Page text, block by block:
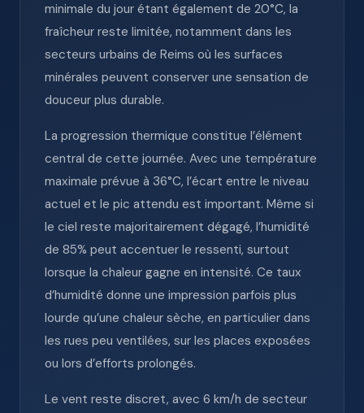
minimale du jour étant également de 20°C, la
fraîcheur reste limitée, notamment dans les
secteurs urbains de Reims où les surfaces
minérales peuvent conserver une sensation de
douceur plus durable.
La progression thermique constitue l’élément
central de cette journée. Avec une température
maximale prévue à 36°C, l’écart entre le niveau
actuel et le pic attendu est important. Même si
le ciel reste majoritairement dégagé, l’humidité
de 85% peut accentuer le ressenti, surtout
lorsque la chaleur gagne en intensité. Ce taux
d’humidité donne une impression parfois plus
lourde qu’une chaleur sèche, en particulier dans
les rues peu ventilées, sur les places exposées
ou lors d’efforts prolongés.
Le vent reste discret, avec 6 km/h de secteur